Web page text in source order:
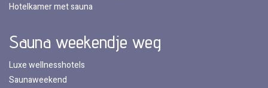
Hotelkamer met sauna
Sauna weekendje weg
Luxe wellnesshotels
Saunaweekend